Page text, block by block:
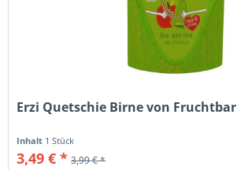
Erzi Quetschie Birne von Fruchtbar
Inhalt 1 Stück
3,49 € * 3,99 € *